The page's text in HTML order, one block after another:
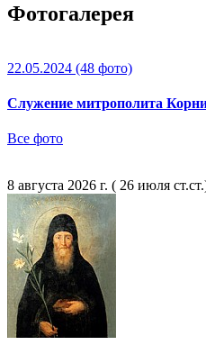
Фотогалерея
22.05.2024 (48 фото)
Служение митрополита
Все фото
8 августа 2026 г. ( 26 июля